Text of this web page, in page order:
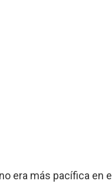
era más pacífica en el